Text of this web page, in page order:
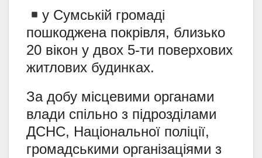
у Сумській громаді
пошкоджена покрівля, близько
20 вікон у двох 5-ти поверхових
житлових будинках.
За добу місцевими органами
влади спільно з підрозділами
ДСНС, Національної поліції,
громадськими організаціями з